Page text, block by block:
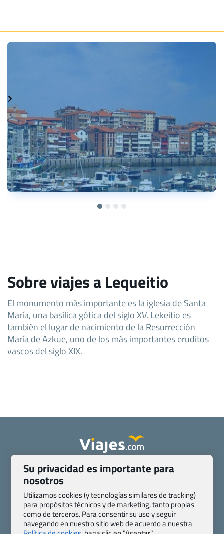
Sobre viajes a Lequeitio
El monumento más importante es la iglesia de Santa
María, una basílica gótica del siglo XV. Lekeitio es
también el lugar de nacimiento de la Resurrección
María de Azkue, uno de los más importantes eruditos
vascos del siglo XIX.
Quienes somos
Contacto
Pasaporte, Visado, Salud y otras disposiciones específicas
Blog de Viajes.com
Registro de agencias
Preguntas frecuentes
Condiciones generales
Política de privacidad y cookies
Transparencia
Todas las páginas – sitemap
Su privacidad es importante para
nosotros
Utilizamos cookies (y tecnologías similares de tracking)
para propósitos técnicos y de marketing, tanto propias
como de terceros. Para consentir su uso y seguir
navegando en nuestro sitio web de acuerdo a nuestra